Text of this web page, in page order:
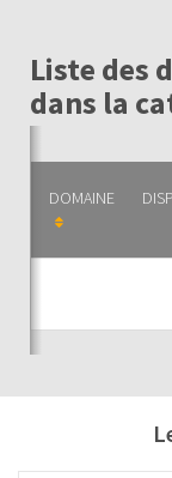
Liste des
dans la
DOMAINE